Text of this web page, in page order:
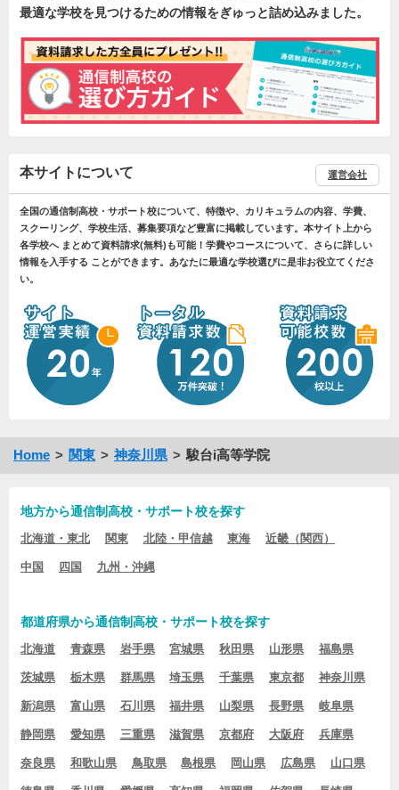
最適な学校を見つけるための情報をぎゅっと詰め込みました。
本サイトについて 運営会社
全国の通信制高校・サポート校について、特徴や、カリキュラムの内容、学費、
スクーリング、学校生活、募集要項など豊富に掲載しています。本サイト上から
各学校へ まとめて資料請求(無料)も可能！学費やコースについて、さらに詳しい
情報を入手する ことができます。あなたに最適な学校選びに是非お役立てくださ
い。
Home 関東 神奈川県 駿台i高等学院
地方から通信制高校・サポート校を探す
北海道・東北 関東 北陸・甲信越 東海 近畿（関西）
中国 四国 九州・沖縄
都道府県から通信制高校・サポート校を探す
北海道 青森県 岩手県 宮城県 秋田県 山形県 福島県
茨城県 栃木県 群馬県 埼玉県 千葉県 東京都 神奈川県
新潟県 富山県 石川県 福井県 山梨県 長野県 岐阜県
静岡県 愛知県 三重県 滋賀県 京都府 大阪府 兵庫県
奈良県 和歌山県 鳥取県 島根県 岡山県 広島県 山口県